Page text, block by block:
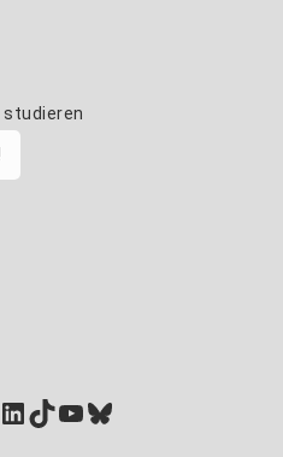
LinkedIn
TikTok
YouTube
Bluesky